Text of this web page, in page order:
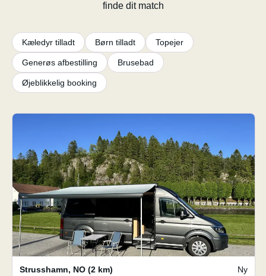
finde dit match
Kæledyr tilladt Børn tilladt Topejer
Generøs afbestilling Brusebad
Øjeblikkelig booking
Strusshamn, NO (2 km) Ny